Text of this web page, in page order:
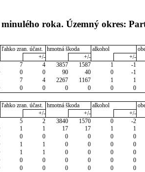
roka. Územný okres:
ľahko zran. účast. hmotná škoda alkohol
+/- +/- +/-
7 4 3857 1587 1 -1
0 0 90 40 0 -1
7 4 2267 1167 1 1
0 0 0 0 0 0
ľahko zran. účast. hmotná škoda alkohol
+/- +/- +/-
5 2 3840 1570 0 -2
1 1 17 17 1 1
0 0 0 0 0 0
1 1 0 0 0 0
1 1 0 0 0 0
0 0 0 0 0 0
0 0 0 0 0 0